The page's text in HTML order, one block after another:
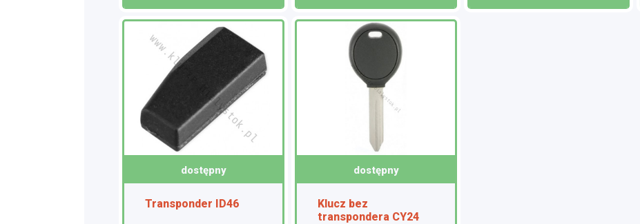
dostępny
Transponder ID46
dostępny
Klucz bez
transpondera CY24